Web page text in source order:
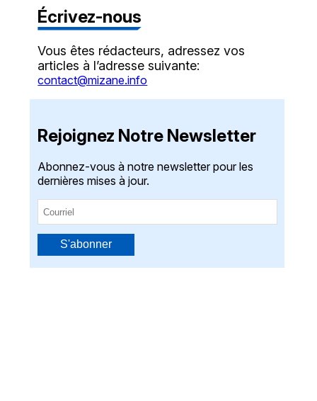
Écrivez-nous
Vous êtes rédacteurs, adressez vos
articles à l’adresse suivante:
contact@mizane.info
Rejoignez Notre Newsletter
Abonnez-vous à notre newsletter pour les
dernières mises à jour.
S'abonner